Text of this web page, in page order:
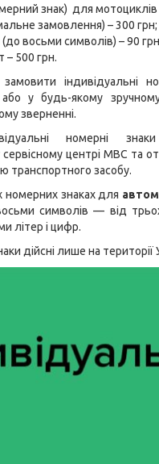
знак) для мотоциклів
замовлення) – 300 грн;
восьми символів) – 90
– 500 грн.
індивідуальні
або у будь-якому
зверненні.
номерні
центрі МВС та
транспортного засобу.
номерних знаках для
символів — від
літер і цифр.
дійсні лише на території